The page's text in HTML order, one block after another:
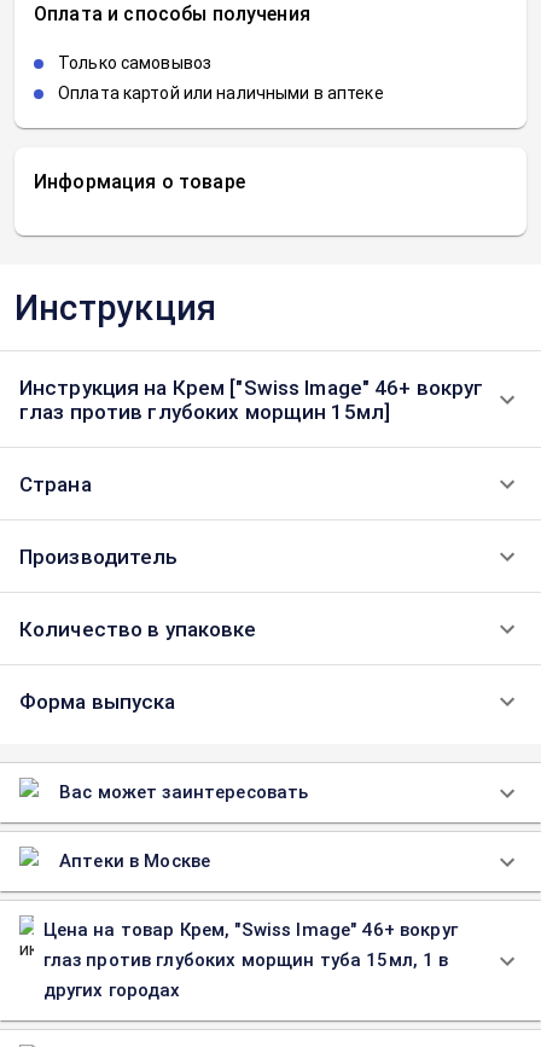
Информация о товаре
Оплата и способы получения
Только самовывоз
Оплата картой или наличными в аптеке
Инструкция
Инструкция на Крем ["Swiss Image" 46+ вокруг
глаз против глубоких морщин 15мл]
Страна
Производитель
Количество в упаковке
Форма выпуска
Вас может заинтересовать
Аптеки в Москве
Цена на товар Крем, "Swiss Image" 46+ вокруг
глаз против глубоких морщин туба 15мл, 1 в
других городах